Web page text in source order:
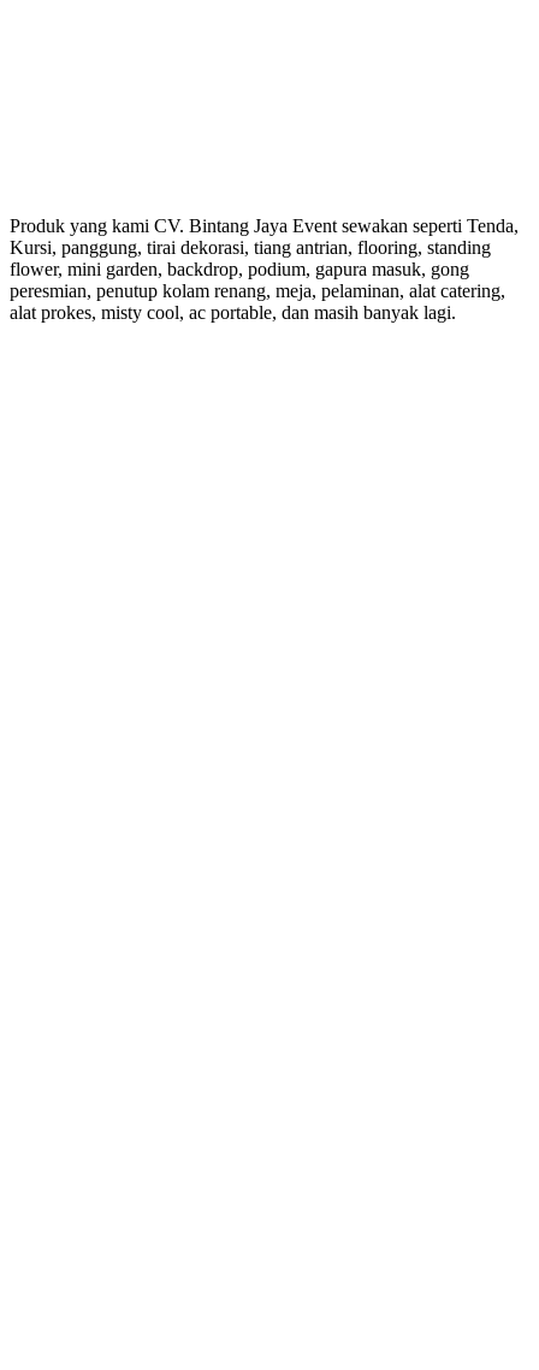
Produk yang kami CV. Bintang Jaya Event sewakan seperti Tenda,
Kursi, panggung, tirai dekorasi, tiang antrian, flooring, standing
flower, mini garden, backdrop, podium, gapura masuk, gong
peresmian, penutup kolam renang, meja, pelaminan, alat catering,
alat prokes, misty cool, ac portable, dan masih banyak lagi.